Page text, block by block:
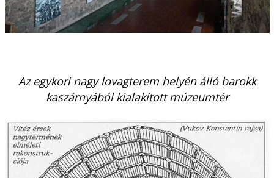
Az egykori nagy lovagterem helyén álló barokk
kaszárnyából kialakított múzeumtér